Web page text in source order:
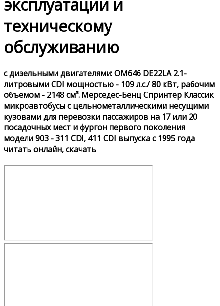
эксплуатации и
техническому
обслуживанию
с дизельными двигателями: OM646 DE22LA 2.1-
литровыми CDI мощностью - 109 л.с./ 80 кВт, рабочим
объемом - 2148 см³. Мерседес-Бенц Спринтер Классик
микроавтобусы с цельнометаллическими несущими
кузовами для перевозки пассажиров на 17 или 20
посадочных мест и фургон первого поколения
модели 903 - 311 CDI, 411 CDI выпуска с 1995 года
читать онлайн, скачать